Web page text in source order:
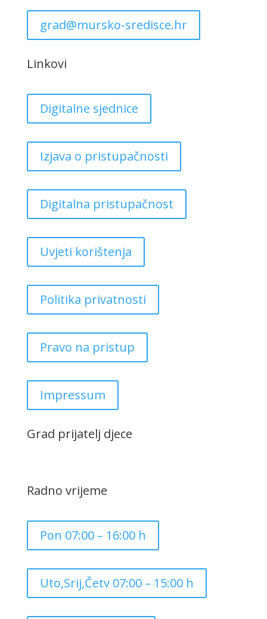
grad@mursko-sredisce.hr
Linkovi
Digitalne sjednice
Izjava o pristupačnosti
Digitalna pristupačnost
Uvjeti korištenja
Politika privatnosti
Pravo na pristup
Impressum
Grad prijatelj djece
Radno vrijeme
Pon 07:00 – 16:00 h
Uto,Srij,Četv 07:00 – 15:00 h